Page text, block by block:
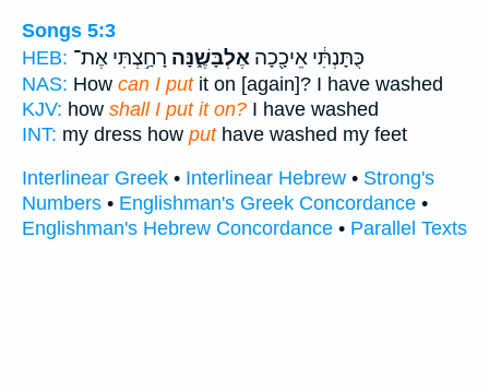
Songs 5:3
HEB:
כֻּתָּנְתִּ֔י אֵיכָ֖כָה אֶלְבָּשֶׁ֑נָּה רָחַ֥צְתִּי אֶת־
NAS: How can I putit on [again]? I have washed
KJV: how shall I put it on? I have washed
INT: my dress how puthave washed my feet
Interlinear Greek • Interlinear Hebrew • Strong's
Numbers • Englishman's Greek Concordance •
Englishman's Hebrew Concordance • Parallel Texts